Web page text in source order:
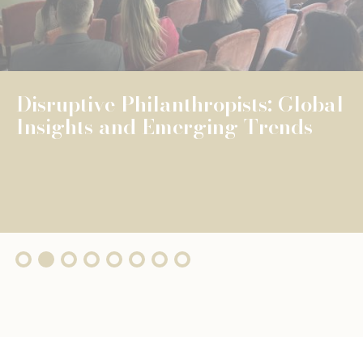
UNIVERSELLE BILDUNG
The Fondation de Luxembourg
surpasses €100 million in total
grants, wi...